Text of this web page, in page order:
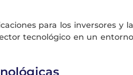
para los inversores y la
tecnológico en un entorno